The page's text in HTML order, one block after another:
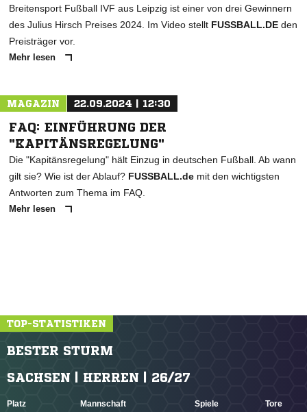
Breitensport Fußball IVF aus Leipzig ist einer von drei Gewinnern
des Julius Hirsch Preises 2024. Im Video stellt FUSSBALL.DE den
Preisträger vor.
Mehr lesen
MAGAZIN 22.09.2024 | 12:30
FAQ: EINFÜHRUNG DER
"KAPITÄNSREGELUNG"
Die "Kapitänsregelung" hält Einzug in deutschen Fußball. Ab wann
gilt sie? Wie ist der Ablauf? FUSSBALL.de mit den wichtigsten
Antworten zum Thema im FAQ.
Mehr lesen
TOP-STATISTIKEN
BESTER STURM
SACHSEN | HERREN | 26/27
Platz Mannschaft Spiele Tore